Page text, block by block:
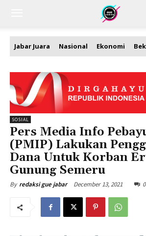
Jabar Juara Nasional Ekonomi
SOSIAL
Pers Media Info
(PMIP) Lakukan
Dana Untuk Korban
Gunung Semeru
By redaksi gue jabar December 13, 2021 0